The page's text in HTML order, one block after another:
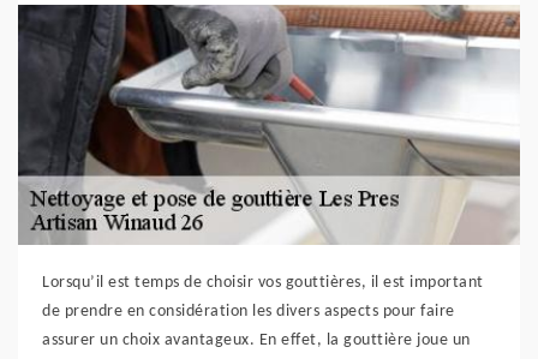
Lorsqu’il est temps de choisir vos gouttières, il est important
de prendre en considération les divers aspects pour faire
assurer un choix avantageux. En effet, la gouttière joue un